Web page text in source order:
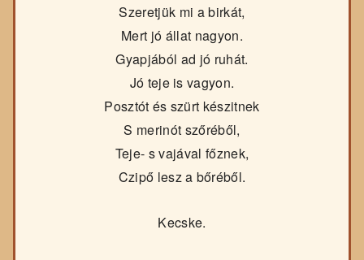
Szeretjük mi a birkát,
Mert jó állat nagyon.
Gyapjából ad jó ruhát.
Jó teje is vagyon.
Posztót és szürt készitnek
S merinót szőréből,
Teje- s vajával főznek,
Czipő lesz a bőréből.
Kecske.